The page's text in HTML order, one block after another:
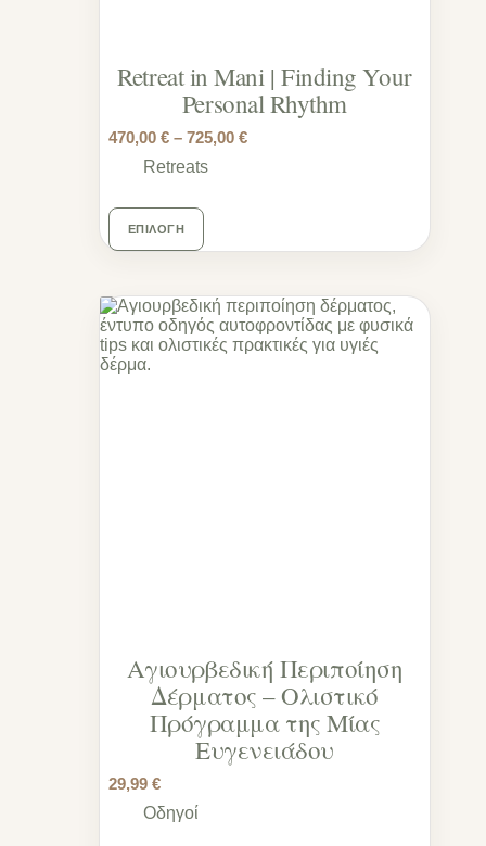
Retreat in Mani | Finding Your
Personal Rhythm
470,00 € – 725,00 €
Retreats
ΕΠΙΛΟΓΉ
Αγιουρβεδική Περιποίηση
Δέρματος – Ολιστικό
Πρόγραμμα της Μίας
Ευγενειάδου
29,99 €
Οδηγοί